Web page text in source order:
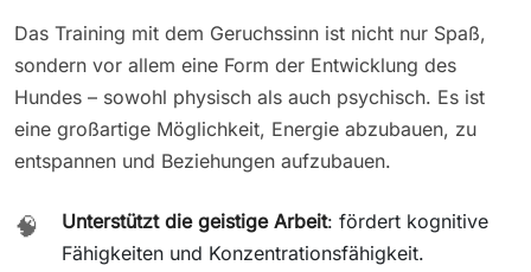
Das Training mit dem Geruchssinn ist nicht nur Spaß,
sondern vor allem eine Form der Entwicklung des
Hundes – sowohl physisch als auch psychisch. Es ist
eine großartige Möglichkeit, Energie abzubauen, zu
entspannen und Beziehungen aufzubauen.
🧠 Unterstützt die geistige Arbeit: fördert kognitive
Fähigkeiten und Konzentrationsfähigkeit.